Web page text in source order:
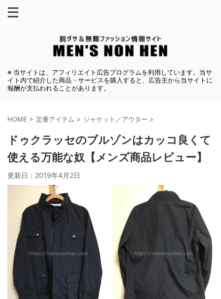
※ 当サイトは、アフィリエイト広告プログラムを利用しています。当サ
イト内で紹介した商品・サービスを購入すると、広告主から当サイトに
報酬が支払われることがあります。
HOME > 定番アイテム > ジャケット／アウター >
ドゥクラッセのブルゾンはカッコ良くて
使える万能な奴【メンズ商品レビュー】
更新日： 2019年4月2日